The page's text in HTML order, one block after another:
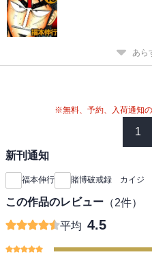
あら
※無料、予約、入荷通知
1
新刊通知
福本伸行 賭博破戒録 カイジ
この作品のレビュー （2件）
平均 4.5